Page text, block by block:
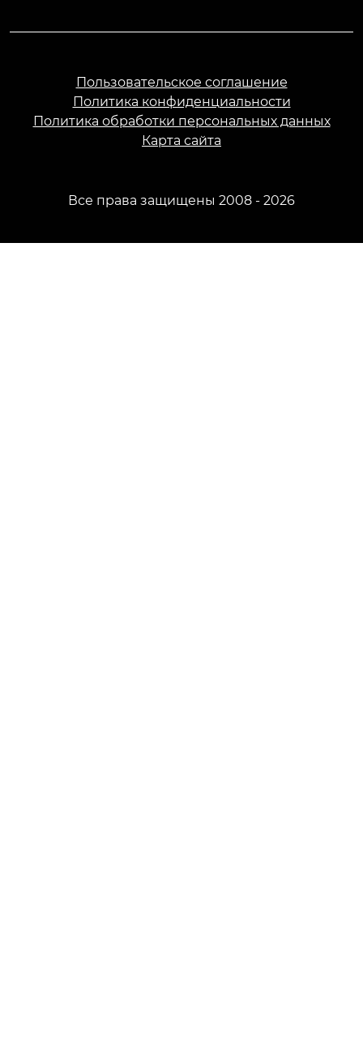
Пользовательское соглашение
Политика конфиденциальности
Политика обработки персональных данных
Карта сайта
Все права защищены 2008 - 2026